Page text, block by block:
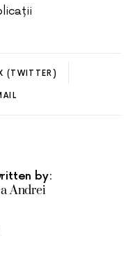
(TWITTER)
by:
Andrei